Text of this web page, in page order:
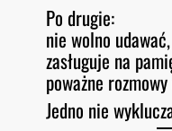
Po drugie:
nie wolno
zasługuje na
poważne
Jedno nie